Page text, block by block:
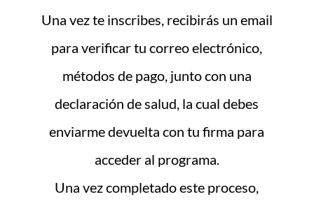
Una vez te inscribes, recibirás un email
para verificar tu correo electrónico,
métodos de pago, junto con una
declaración de salud, la cual debes
enviarme devuelta con tu firma para
acceder al programa.
Una vez completado este proceso,